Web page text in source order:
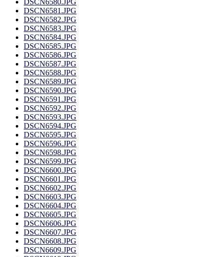
DSCN6580.JPG
DSCN6581.JPG
DSCN6582.JPG
DSCN6583.JPG
DSCN6584.JPG
DSCN6585.JPG
DSCN6586.JPG
DSCN6587.JPG
DSCN6588.JPG
DSCN6589.JPG
DSCN6590.JPG
DSCN6591.JPG
DSCN6592.JPG
DSCN6593.JPG
DSCN6594.JPG
DSCN6595.JPG
DSCN6596.JPG
DSCN6598.JPG
DSCN6599.JPG
DSCN6600.JPG
DSCN6601.JPG
DSCN6602.JPG
DSCN6603.JPG
DSCN6604.JPG
DSCN6605.JPG
DSCN6606.JPG
DSCN6607.JPG
DSCN6608.JPG
DSCN6609.JPG